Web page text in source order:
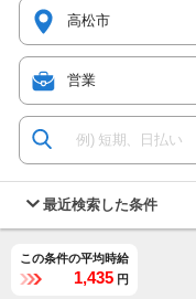
高松市
営業
最近検索した条件
この条件の平均時給
1,435 円